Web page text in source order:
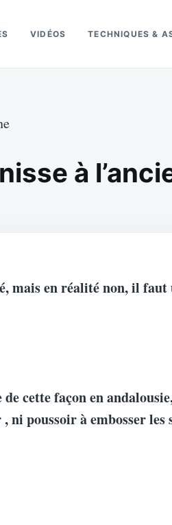
VIDÉOS TECHNIQUES &
à
mais en réalité non, il faut
cette façon en
poussoir à embosser les